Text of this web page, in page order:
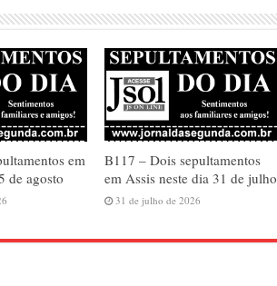
em
de agosto
B117 – Dois sepultamentos
em Assis neste dia 31 de julho
31 de julho de 2026